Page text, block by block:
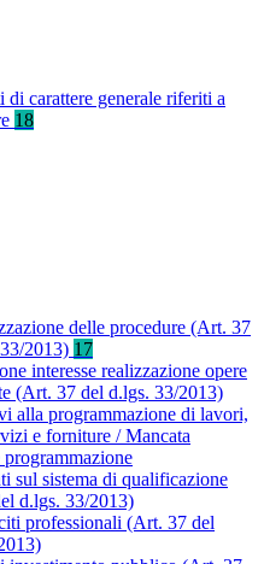
di carattere generale riferiti a
18
delle procedure (Art. 37
2013) 17
interesse realizzazione opere
(Art. 37 del d.lgs. 33/2013)
alla programmazione di lavori,
e forniture / Mancata
programmazione
sul sistema di qualificazione
d.lgs. 33/2013)
professionali (Art. 37 del